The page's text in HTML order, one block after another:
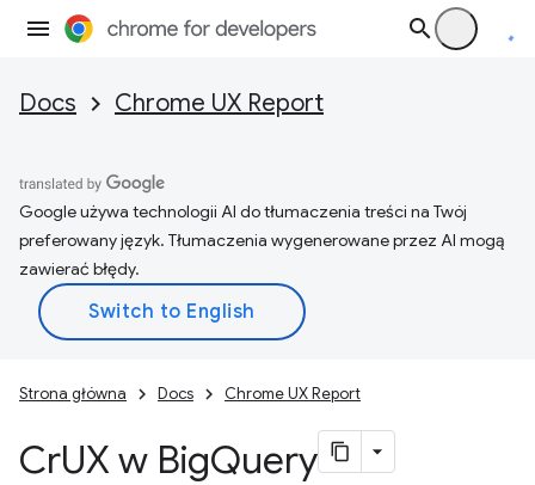
Docs Chrome UX Report
Google używa technologii AI do tłumaczenia treści na Twój
preferowany język. Tłumaczenia wygenerowane przez AI mogą
zawierać błędy.
Strona główna Docs Chrome UX Report
CrUX w BigQuery